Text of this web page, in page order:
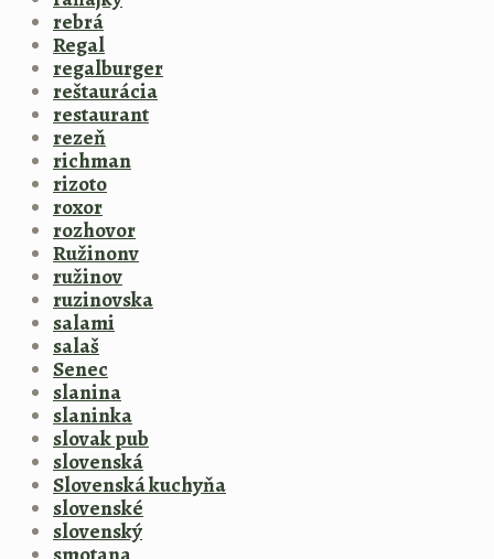
rebrá
Regal
regalburger
reštaurácia
restaurant
rezeň
richman
rizoto
roxor
rozhovor
Ružinonv
ružinov
ruzinovska
salami
salaš
Senec
slanina
slaninka
slovak pub
slovenská
Slovenská kuchyňa
slovenské
slovenský